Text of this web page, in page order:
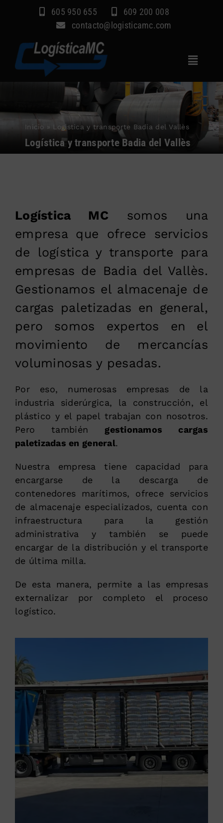
605 950 655
609 200 008
contacto@logisticamc.com
Toggle
Sectores
Empresa
Inicio » Logística y transporte Badia del Vallès
Logística y transporte Badia del Vallès
Logística MC somos una
empresa que ofrece servicios
de logística y transporte para
empresas de Badia del Vallès.
Gestionamos el almacenaje de
cargas paletizadas en general,
pero somos expertos en el
movimiento de mercancías
voluminosas y pesadas.
Por eso, numerosas empresas de la
industria siderúrgica, la construcción, el
plástico y el papel trabajan con nosotros.
Pero también gestionamos cargas
paletizadas en general.
Nuestra empresa tiene capacidad para
encargarse de la descarga de
contenedores marítimos, ofrece servicios
de almacenaje especializados, cuenta con
infraestructura para la gestión
administrativa y también se puede
encargar de la distribución y el transporte
de última milla.
De esta manera, permite a las empresas
externalizar por completo el proceso
logístico.